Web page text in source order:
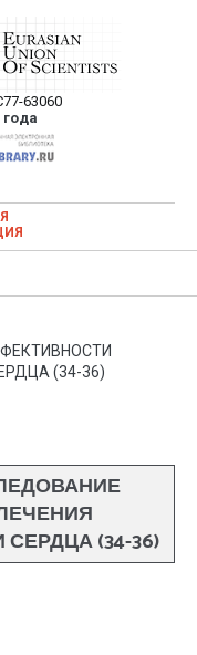
Ученых —
статей в
журнале
63060
года
научных статей в
журнале
(34-36)
(34-36)